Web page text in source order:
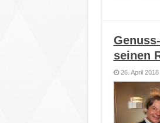
seinen
26. April 2018